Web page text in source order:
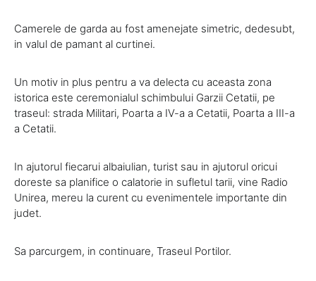
Camerele de garda au fost amenejate simetric, dedesubt,
in valul de pamant al curtinei.
Un motiv in plus pentru a va delecta cu aceasta zona
istorica este ceremonialul schimbului Garzii Cetatii, pe
traseul: strada Militari, Poarta a IV-a a Cetatii, Poarta a III-a
a Cetatii.
In ajutorul fiecarui albaiulian, turist sau in ajutorul oricui
doreste sa planifice o calatorie in sufletul tarii, vine Radio
Unirea, mereu la curent cu evenimentele importante din
judet.
Sa parcurgem, in continuare, Traseul Portilor.